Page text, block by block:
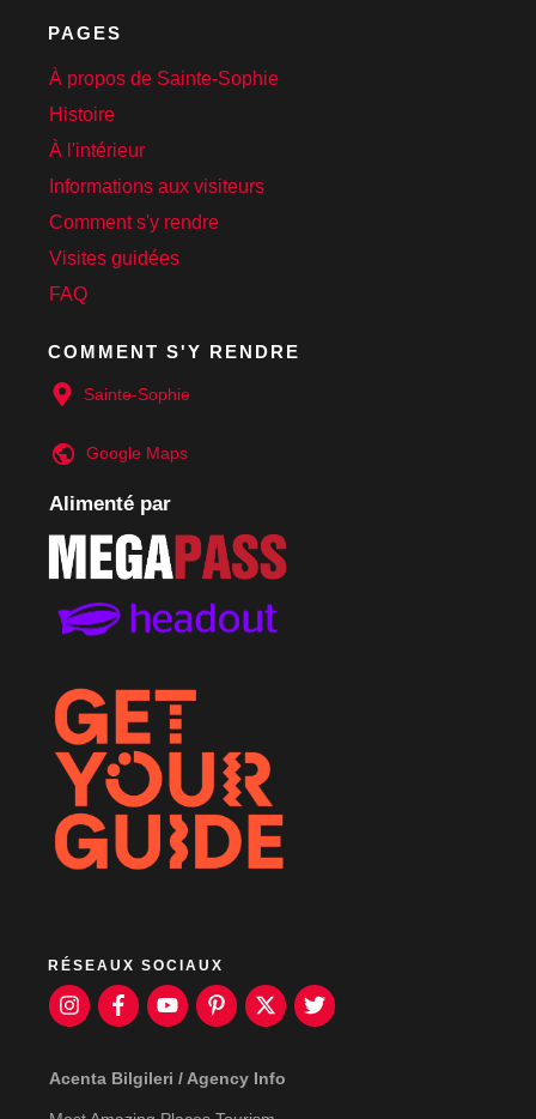
PAGES
À propos de Sainte-Sophie
Histoire
À l'intérieur
Informations aux visiteurs
Comment s'y rendre
Visites guidées
FAQ
COMMENT S'Y RENDRE
Sainte-Sophie
Google Maps
Alimenté par
RÉSEAUX SOCIAUX
Acenta Bilgileri / Agency Info